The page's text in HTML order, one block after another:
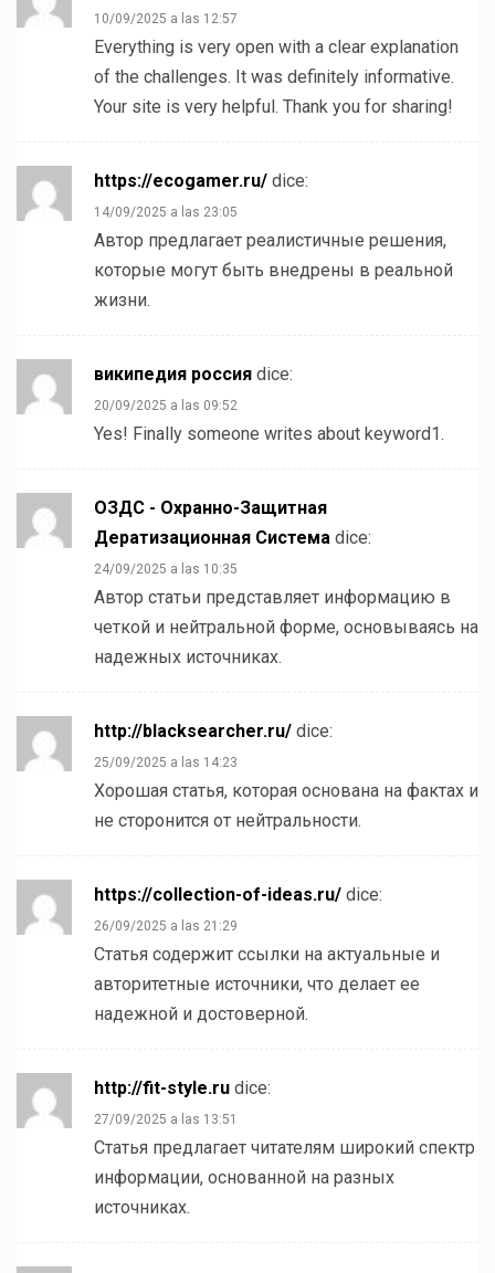
10/09/2025 a las 12:57
Everything is very open with a clear explanation
of the challenges. It was definitely informative.
Your site is very helpful. Thank you for sharing!
https://ecogamer.ru/ dice:
14/09/2025 a las 23:05
Автор предлагает реалистичные решения,
которые могут быть внедрены в реальной
жизни.
википедия россия dice:
20/09/2025 a las 09:52
Yes! Finally someone writes about keyword1.
ОЗДС - Охранно-Защитная
Дератизационная Система dice:
24/09/2025 a las 10:35
Автор статьи представляет информацию в
четкой и нейтральной форме, основываясь на
надежных источниках.
http://blacksearcher.ru/ dice:
25/09/2025 a las 14:23
Хорошая статья, которая основана на фактах и
не сторонится от нейтральности.
https://collection-of-ideas.ru/ dice:
26/09/2025 a las 21:29
Статья содержит ссылки на актуальные и
авторитетные источники, что делает ее
надежной и достоверной.
http://fit-style.ru dice:
27/09/2025 a las 13:51
Статья предлагает читателям широкий спектр
информации, основанной на разных
источниках.